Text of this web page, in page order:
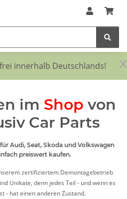
x
innerhalb Deutschlands!
im Shop von
Car Parts
Audi, Seat, Skoda und Volkswagen
preiswert kaufen.
zertifiziertem Demontagebetrieb
Unikate, denn jedes Teil - und wenn es
- hat einen anderen Zustand.